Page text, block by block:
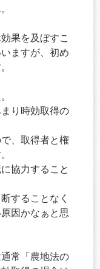
果を及ぼすこ
ますが、初め
り時効取得の
、取得者と権
協力すること
することなく
因かなぁと思
常「農地法の